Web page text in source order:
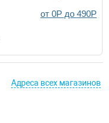
от 0Р до 490Р
Адреса всех магазинов